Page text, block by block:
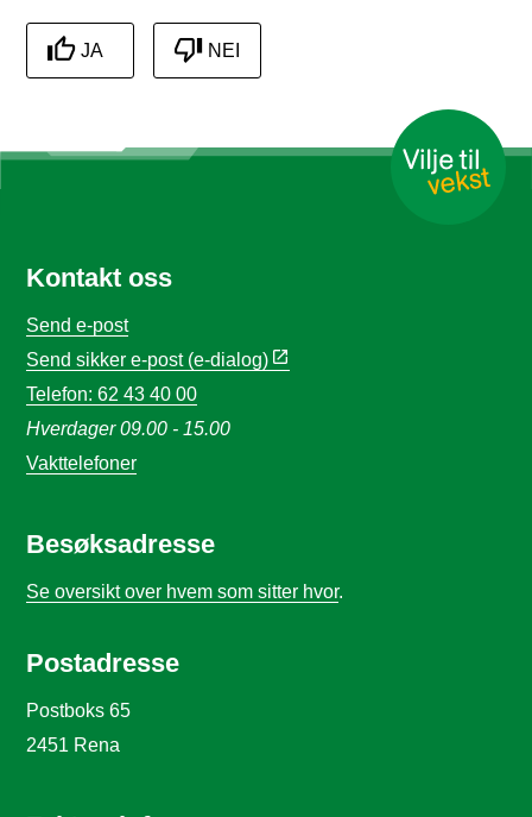
JA NEI
Kontakt oss
Send e-post
Send sikker e-post (e-dialog)
Telefon: 62 43 40 00
Hverdager 09.00 - 15.00
Vakttelefoner
Besøksadresse
Se oversikt over hvem som sitter hvor.
Postadresse
Postboks 65
2451 Rena